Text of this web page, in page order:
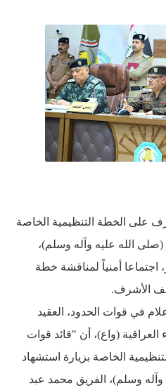
على الخطة التنظيمية الخاصة
الله عليه وآله وسلم)،
أمنياً لمناقشة خطة
الأشرف.
في قوات الحدود، العقيد
(واع)، أن "قائد قوات
الخاصة بزيارة استشهاد
وسلم)، الفريق محمد عبد